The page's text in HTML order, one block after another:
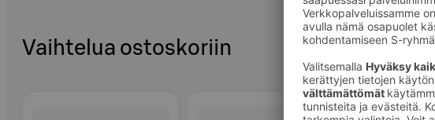
Vaihtelua ostoskoriin